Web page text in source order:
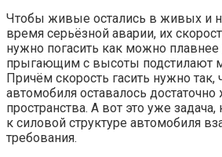
Чтобы живые остались в живых и
время серьёзной аварии, их
нужно погасить как можно
прыгающим с высоты подстилают
Причём скорость гасить нужно так,
автомобиля оставалось достаточно
пространства. А вот это уже
к силовой структуре автомобиля
требования.